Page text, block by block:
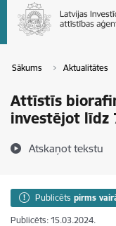
Sākums Aktualitātes
Attīstīs
investējot līdz
Atskaņot tekstu
Publicēts pirms
Publicēts: 15.03.2024.